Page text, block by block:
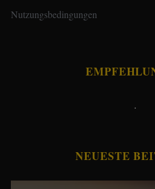
Nutzungsbedingungen
.
NEUESTE